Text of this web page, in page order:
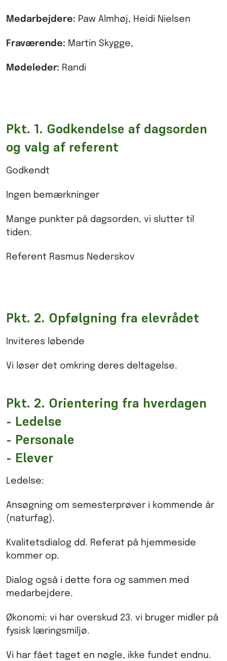
Medarbejdere: Paw Almhøj, Heidi Nielsen
Fraværende: Martin Skygge,
Mødeleder: Randi
Pkt. 1. Godkendelse af dagsorden
og valg af referent
Godkendt
Ingen bemærkninger
Mange punkter på dagsorden, vi slutter til
tiden.
Referent Rasmus Nederskov
Pkt. 2. Opfølgning fra elevrådet
Inviteres løbende
Vi løser det omkring deres deltagelse.
Pkt. 2. Orientering fra hverdagen
- Ledelse
- Personale
- Elever
Ledelse:
Ansøgning om semesterprøver i kommende år
(naturfag).
Kvalitetsdialog dd. Referat på hjemmeside
kommer op.
Dialog også i dette fora og sammen med
medarbejdere.
Økonomi: vi har overskud 23. vi bruger midler på
fysisk læringsmiljø.
Vi har fået taget en nøgle, ikke fundet endnu.